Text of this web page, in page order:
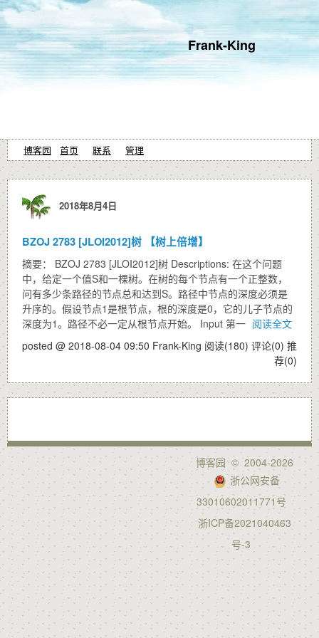
Frank-King
博客园 首页 联系 管理
2018年8月4日
BZOJ 2783 [JLOI2012]树 【树上倍增】
摘要： BZOJ 2783 [JLOI2012]树 Descriptions: 在这个问题
中，给定一个值S和一棵树。在树的每个节点有一个正整数，
问有多少条路径的节点总和达到S。路径中节点的深度必须是
升序的。假设节点1是根节点，根的深度是0，它的儿子节点的
深度为1。路径不必一定从根节点开始。 Input 第一 阅读全文
posted @ 2018-08-04 09:50 Frank-King 阅读(180) 评论(0) 推
荐(0)
博客园© 2004-2026
浙公网安备
33010602011771号
浙ICP备2021040463
号-3